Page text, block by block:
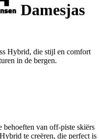
Damesjas
Hybrid, die stijl en comfort
in de bergen.
behoeften van off-piste skiërs
te creëren, die perfect is